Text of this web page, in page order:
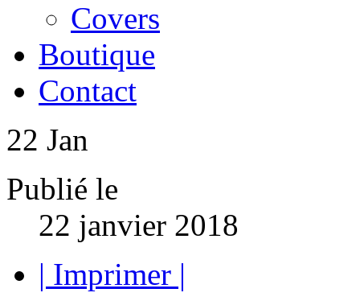
Covers
Boutique
Contact
22 Jan
Publié le
22 janvier 2018
| Imprimer |